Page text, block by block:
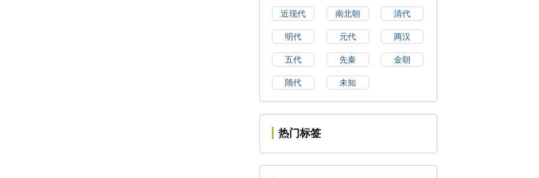
近现代 南北朝 清代
明代 元代 两汉
五代 先秦 金朝
隋代 未知
热门标签